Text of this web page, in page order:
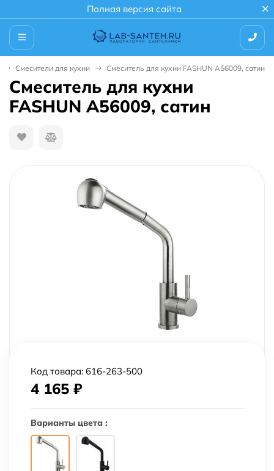
Полная версия сайта
Смесители для кухни Смеситель для кухни FASHUN A56009, сатин
Смеситель для кухни
FASHUN A56009, сатин
Код товара: 616-263-500
4 165 ₽
Варианты цвета :